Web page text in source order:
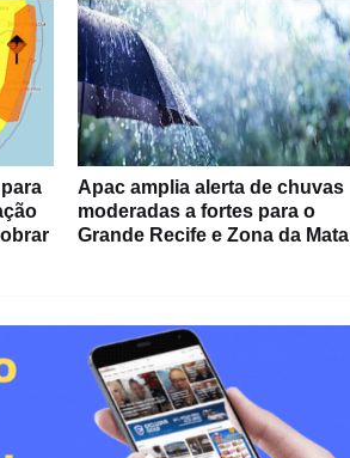
Apac amplia alerta de chuvas
moderadas a fortes para o
Grande Recife e Zona da Mata